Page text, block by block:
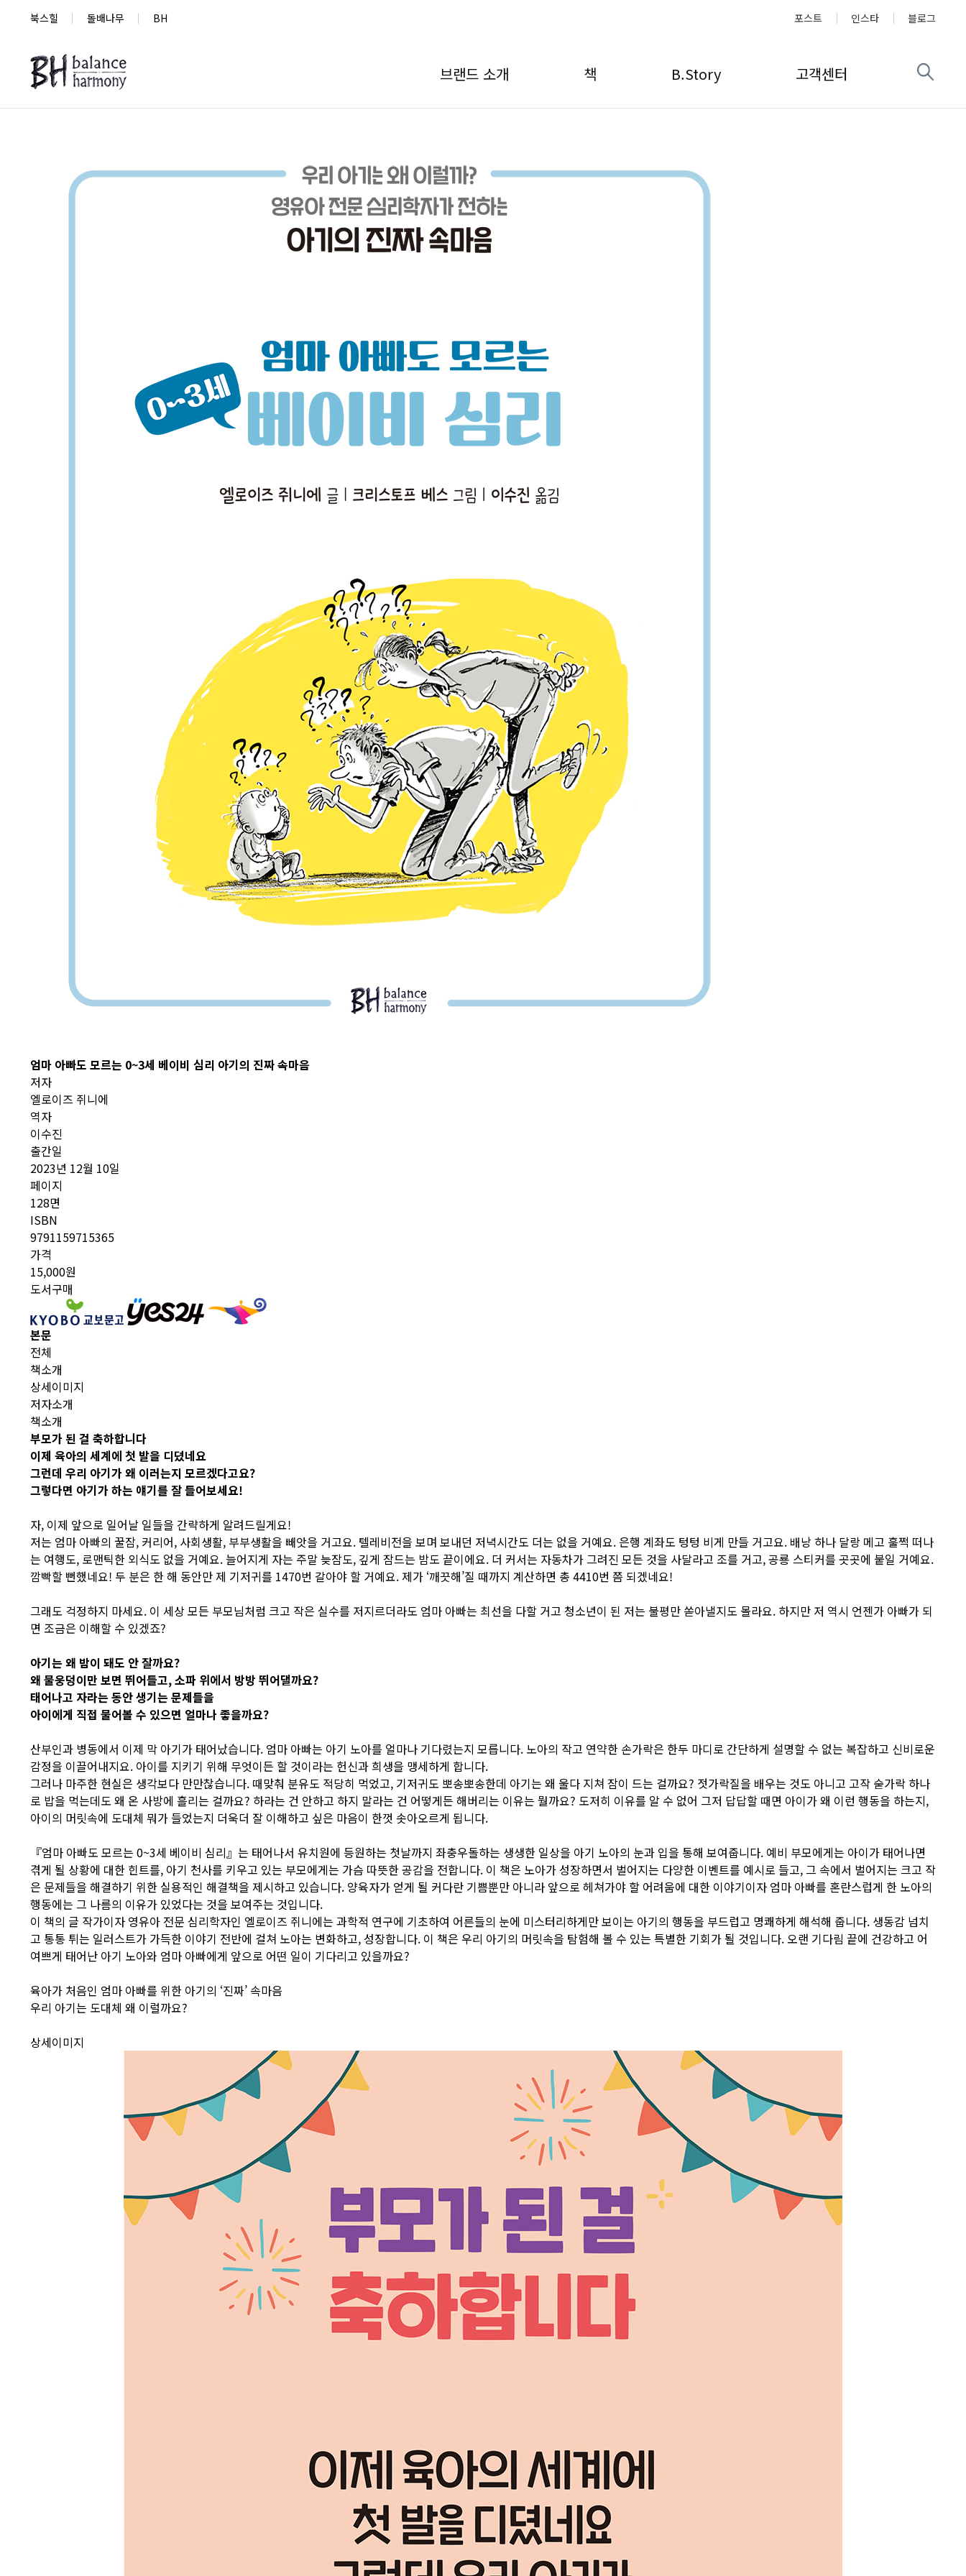
북스힐 돌배나무 BH 포스트 인스타 블로그
브랜드 소개 책 B.Story 고객센터
새로 나온 책
베스트셀러
도서목록
엄마 아빠도 모르는 0~3세 베이비 심리 아기의 진짜 속마음
저자
엘로이즈 쥐니에
역자
이수진
출간일
2023년 12월 10일
페이지
128면
ISBN
9791159715365
가격
15,000원
도서구매
본문
전체
책소개
상세이미지
저자소개
책소개
부모가 된 걸 축하합니다
이제 육아의 세계에 첫 발을 디뎠네요
그런데 우리 아기가 왜 이러는지 모르겠다고요?
그렇다면 아기가 하는 얘기를 잘 들어보세요!
자, 이제 앞으로 일어날 일들을 간략하게 알려드릴게요!
저는 엄마 아빠의 꿀잠, 커리어, 사회생활, 부부생활을 빼앗을 거고요. 텔레비전을 보며 보내던 저녁시간도 더는 없을 거예요. 은행 계좌도 텅텅 비게 만들 거고요. 배낭 하나 달랑 메고 훌쩍 떠나
는 여행도, 로맨틱한 외식도 없을 거예요. 늘어지게 자는 주말 늦잠도, 깊게 잠드는 밤도 끝이에요. 더 커서는 자동차가 그려진 모든 것을 사달라고 조를 거고, 공룡 스티커를 곳곳에 붙일 거예요.
깜빡할 뻔했네요! 두 분은 한 해 동안만 제 기저귀를 1470번 갈아야 할 거예요. 제가 ‘깨끗해’질 때까지 계산하면 총 4410번 쯤 되겠네요!
그래도 걱정하지 마세요. 이 세상 모든 부모님처럼 크고 작은 실수를 저지르더라도 엄마 아빠는 최선을 다할 거고 청소년이 된 저는 불평만 쏟아낼지도 몰라요. 하지만 저 역시 언젠가 아빠가 되
면 조금은 이해할 수 있겠죠?
아기는 왜 밤이 돼도 안 잘까요?
왜 물웅덩이만 보면 뛰어들고, 소파 위에서 방방 뛰어댈까요?
태어나고 자라는 동안 생기는 문제들을
아이에게 직접 물어볼 수 있으면 얼마나 좋을까요?
산부인과 병동에서 이제 막 아기가 태어났습니다. 엄마 아빠는 아기 노아를 얼마나 기다렸는지 모릅니다. 노아의 작고 연약한 손가락은 한두 마디로 간단하게 설명할 수 없는 복잡하고 신비로운
감정을 이끌어내지요. 아이를 지키기 위해 무엇이든 할 것이라는 헌신과 희생을 맹세하게 합니다.
그러나 마주한 현실은 생각보다 만만찮습니다. 때맞춰 분유도 적당히 먹었고, 기저귀도 뽀송뽀송한데 아기는 왜 울다 지쳐 잠이 드는 걸까요? 젓가락질을 배우는 것도 아니고 고작 숟가락 하나
로 밥을 먹는데도 왜 온 사방에 흘리는 걸까요? 하라는 건 안하고 하지 말라는 건 어떻게든 해버리는 이유는 뭘까요? 도저히 이유를 알 수 없어 그저 답답할 때면 아이가 왜 이런 행동을 하는지,
아이의 머릿속에 도대체 뭐가 들었는지 더욱더 잘 이해하고 싶은 마음이 한껏 솟아오르게 됩니다.
『엄마 아빠도 모르는 0~3세 베이비 심리』는 태어나서 유치원에 등원하는 첫날까지 좌충우돌하는 생생한 일상을 아기 노아의 눈과 입을 통해 보여줍니다. 예비 부모에게는 아이가 태어나면
겪게 될 상황에 대한 힌트를, 아기 천사를 키우고 있는 부모에게는 가슴 따뜻한 공감을 전합니다. 이 책은 노아가 성장하면서 벌어지는 다양한 이벤트를 예시로 들고, 그 속에서 벌어지는 크고 작
은 문제들을 해결하기 위한 실용적인 해결책을 제시하고 있습니다. 양육자가 얻게 될 커다란 기쁨뿐만 아니라 앞으로 헤쳐가야 할 어려움에 대한 이야기이자 엄마 아빠를 혼란스럽게 한 노아의
행동에는 그 나름의 이유가 있었다는 것을 보여주는 것입니다.
이 책의 글 작가이자 영유아 전문 심리학자인 엘로이즈 쥐니에는 과학적 연구에 기초하여 어른들의 눈에 미스터리하게만 보이는 아기의 행동을 부드럽고 명쾌하게 해석해 줍니다. 생동감 넘치
고 통통 튀는 일러스트가 가득한 이야기 전반에 걸쳐 노아는 변화하고, 성장합니다. 이 책은 우리 아기의 머릿속을 탐험해 볼 수 있는 특별한 기회가 될 것입니다. 오랜 기다림 끝에 건강하고 어
여쁘게 태어난 아기 노아와 엄마 아빠에게 앞으로 어떤 일이 기다리고 있을까요?
육아가 처음인 엄마 아빠를 위한 아기의 ‘진짜’ 속마음
우리 아기는 도대체 왜 이럴까요?
상세이미지